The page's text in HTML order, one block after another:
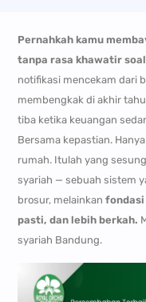
Pernahkah kamu
tanpa rasa khawatir
notifikasi mencekam dari
membengkak di akhir
tiba ketika keuangan
Bersama kepastian.
rumah. Itulah yang
syariah — sebuah sistem
brosur, melainkan fondasi
pasti, dan lebih berkah.
syariah Bandung.